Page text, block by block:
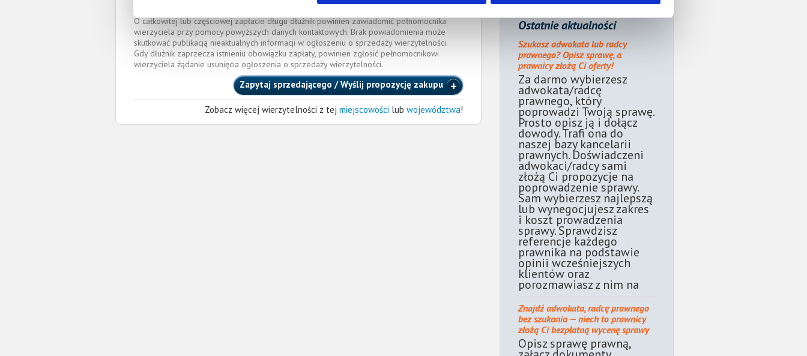
O całkowitej lub częściowej zapłacie długu dłużnik powinien zawiadomić pełnomocnika
wierzyciela przy pomocy powyższych danych kontaktowych. Brak powiadomienia może
skutkować publikacją nieaktualnych informacji w ogłoszeniu o sprzedaży wierzytelności.
Gdy dłużnik zaprzecza istnieniu obowiązku zapłaty, powinien zgłosić pełnomocnikowi
wierzyciela żądanie usunięcia ogłoszenia o sprzedaży wierzytelności.
Zapytaj sprzedającego / Wyślij propozycję zakupu
Zobacz więcej wierzytelności z tej miejscowości lub województwa!
Ostatnie aktualności
Szukasz adwokata lub radcy
prawnego? Opisz sprawę, a
prawnicy złożą Ci oferty!
Za darmo wybierzesz
adwokata/radcę
prawnego, który
poprowadzi Twoją sprawę.
Prosto opisz ją i dołącz
dowody. Trafi ona do
naszej bazy kancelarii
prawnych. Doświadczeni
adwokaci/radcy sami
złożą Ci propozycje na
poprowadzenie sprawy.
Sam wybierzesz najlepszą
lub wynegocjujesz zakres
i koszt prowadzenia
sprawy. Sprawdzisz
referencje każdego
prawnika na podstawie
opinii wcześniejszych
klientów oraz
porozmawiasz z nim na
Znajdź adwokata, radcę prawnego
bez szukania — niech to prawnicy
złożą Ci bezpłatną wycenę sprawy
Opisz sprawę prawną,